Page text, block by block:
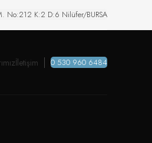
No:212 K:2 D:6 Nilüfer/BURSA
İletişim 0 530 960 6484